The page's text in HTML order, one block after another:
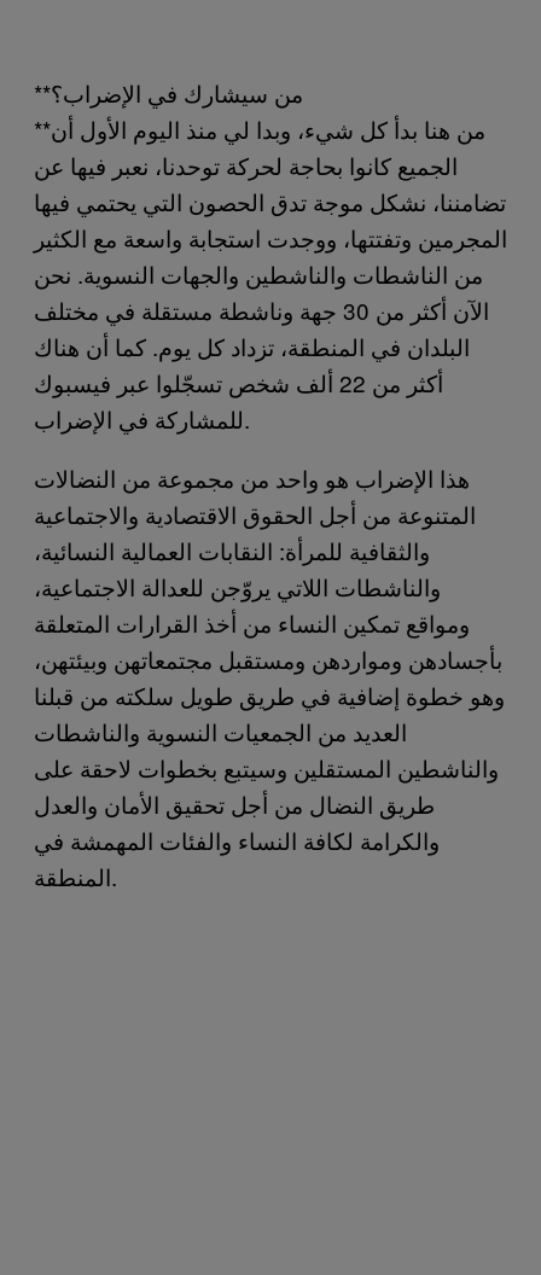
**من سيشارك في الإضراب؟
**من هنا بدأ كل شيء، وبدا لي منذ اليوم الأول أن
الجميع كانوا بحاجة لحركة توحدنا، نعبر فيها عن
تضامننا، نشكل موجة تدق الحصون التي يحتمي فيها
المجرمين وتفتتها، ووجدت استجابة واسعة مع الكثير
من الناشطات والناشطين والجهات النسوية. نحن
الآن أكثر من 30 جهة وناشطة مستقلة في مختلف
البلدان في المنطقة، تزداد كل يوم. كما أن هناك
أكثر من 22 ألف شخص تسجّلوا عبر فيسبوك
للمشاركة في الإضراب.
هذا الإضراب هو واحد من مجموعة من النضالات
المتنوعة من أجل الحقوق الاقتصادية والاجتماعية
والثقافية للمرأة: النقابات العمالية النسائية،
والناشطات اللاتي يروّجن للعدالة الاجتماعية،
ومواقع تمكين النساء من أخذ القرارات المتعلقة
بأجسادهن ومواردهن ومستقبل مجتمعاتهن وبيئتهن،
وهو خطوة إضافية في طريق طويل سلكته من قبلنا
العديد من الجمعيات النسوية والناشطات
والناشطين المستقلين وسيتبع بخطوات لاحقة على
طريق النضال من أجل تحقيق الأمان والعدل
والكرامة لكافة النساء والفئات المهمشة في
المنطقة.